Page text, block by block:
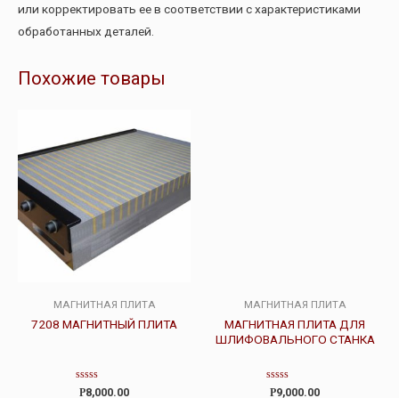
или корректировать ее в соответствии с характеристиками
обработанных деталей.
Похожие товары
МАГНИТНАЯ ПЛИТА
7208 МАГНИТНЫЙ ПЛИТА
Оценка
Р8,000.00
МАГНИТНАЯ ПЛИТА
МАГНИТНАЯ ПЛИТА ДЛЯ
ШЛИФОВАЛЬНОГО СТАНКА
Оценка
Р9,000.00